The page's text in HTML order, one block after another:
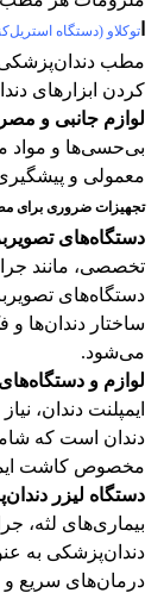
توکلاو (دستگاه
مطب دندان‌پزشکی
کردن ابزارهای
لوازم جانبی و
بی‌حسی‌ها و مواد
معمولی و
تجهیزات ضروری
دستگاه‌های
تخصصی، مانند
ساختار دندان‌ها و
می‌شود​.
لوازم و
ایمپلنت دندان،
دندان است که
مخصوص کاشت
دستگاه لیزر
بیماری‌های لثه،
دندان‌پزشکی به
درمان‌های سریع و